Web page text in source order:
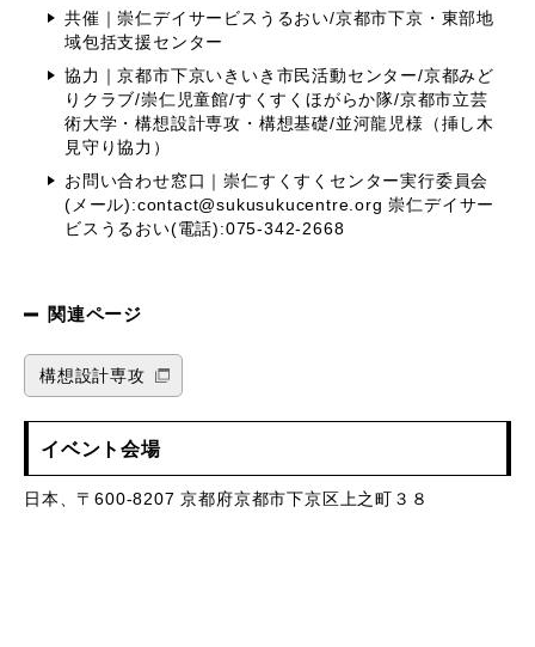
共催｜崇仁デイサービスうるおい/京都市下京・東部地
域包括支援センター
協力｜京都市下京いきいき市民活動センター/京都みど
りクラブ/崇仁児童館/すくすくほがらか隊/京都市立芸
術大学・構想設計専攻・構想基礎/並河龍児様（挿し木
見守り協力）
お問い合わせ窓口｜崇仁すくすくセンター実行委員会
(メール):contact@sukusukucentre.org 崇仁デイサー
ビスうるおい(電話):075-342-2668
関連ページ
構想設計専攻
イベント会場
日本、〒600-8207 京都府京都市下京区上之町３８